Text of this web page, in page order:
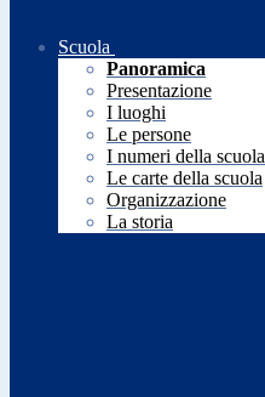
Scuola
Panoramica
Presentazione
I luoghi
Le persone
I numeri della scuola
Le carte della scuola
Organizzazione
La storia